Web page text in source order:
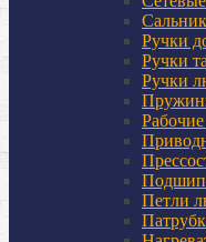
Ручки
Ручки
Ручки
Петли